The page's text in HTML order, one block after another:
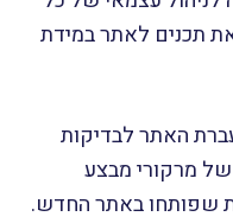
תכנים לאתר במידת
האתר לבדיקות
מרקורי מבצע
שפותחו באתר החדש.